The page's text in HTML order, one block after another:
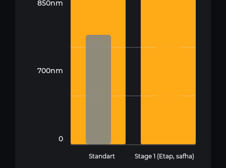
850nm
700nm
0
Standart Stage 1 (Etap, safha)